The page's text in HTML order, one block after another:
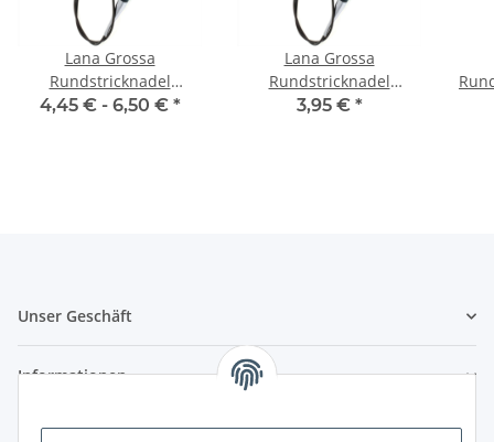
Lana Grossa
Rundstricknadel
Acrylglas | 60 cm
4,45 € - 6,50 € *
Lana Grossa
Rundstricknadel
Acrylglas | 80 cm
3,95 € *
Unser Geschäft
Informationen
Zahlungsmöglichkeiten